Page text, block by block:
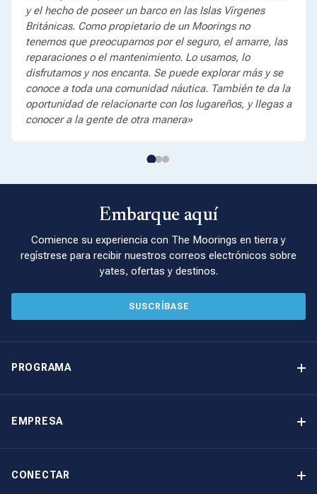
y el hecho de poseer un barco en las Islas Vírgenes
Británicas. Como propietario de un Moorings no
tenemos que preocuparnos por el seguro, el amarre, las
reparaciones o el mantenimiento. Lo usamos, lo
disfrutamos y nos encanta. Se puede explorar más y se
conoce a toda una comunidad náutica. También te da la
oportunidad de relacionarte con los lugareños, y llegas a
conocer a la gente de otra manera»
Embarque aquí
Comience su experiencia con The Moorings en tierra y
regístrese para recibir nuestros correos electrónicos sobre
yates, ofertas y destinos.
SUSCRÍBASE
PROGRAMA
EMPRESA
CONECTAR